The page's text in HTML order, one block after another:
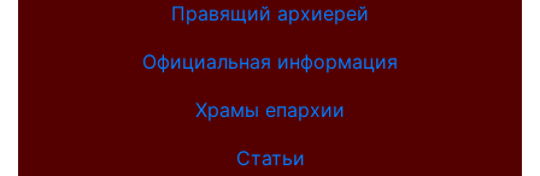
Правящий архиерей
Официальная информация
Храмы епархии
Статьи